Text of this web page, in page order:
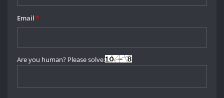
Email*
Are you human? Please solve: